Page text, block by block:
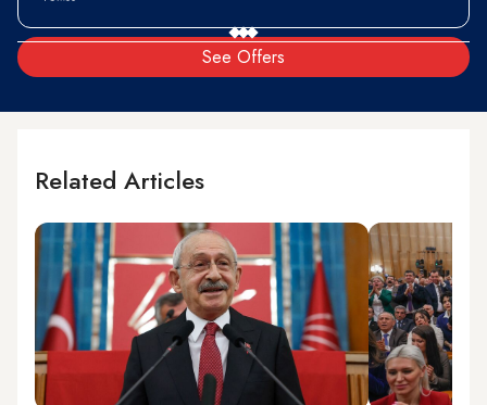
See Offers
Related Articles